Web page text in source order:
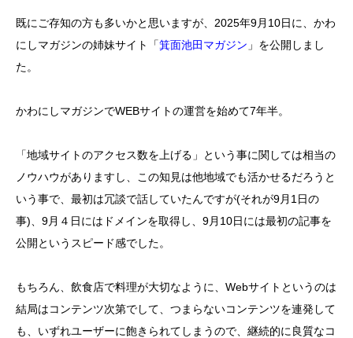
既にご存知の方も多いかと思いますが、2025年9月10日に、かわ
にしマガジンの姉妹サイト「箕面池田マガジン 」を公開しまし
た。
かわにしマガジンでWEBサイトの運営を始めて7年半。
「地域サイトのアクセス数を上げる」という事に関しては相当の
ノウハウがありますし、この知見は他地域でも活かせるだろうと
いう事で、最初は冗談で話していたんですが(それが9月1日の
事)、9月４日にはドメインを取得し、9月10日には最初の記事を
公開というスピード感でした。
もちろん、飲食店で料理が大切なように、Webサイトというのは
結局はコンテンツ次第でして、つまらないコンテンツを連発して
も、いずれユーザーに飽きられてしまうので、継続的に良質なコ